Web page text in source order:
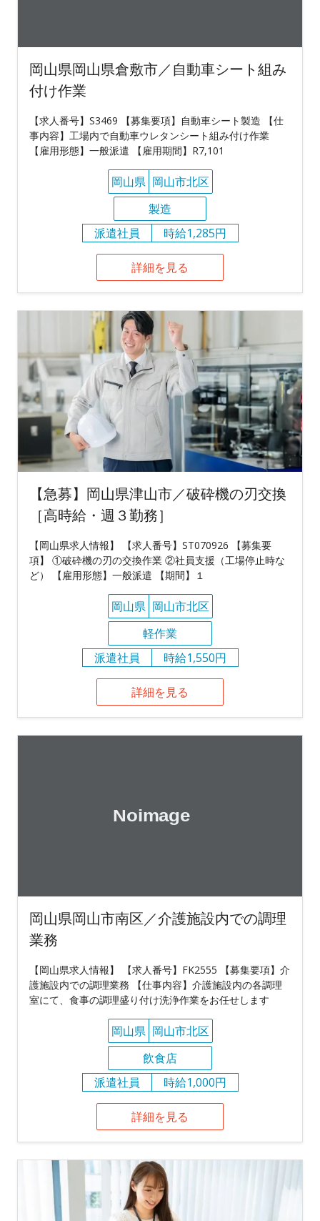
岡山県岡山県倉敷市／自動車シート組み
付け作業
【求人番号】S3469 【募集要項】自動車シート製造 【仕
事内容】工場内で自動車ウレタンシート組み付け作業
【雇用形態】一般派遣 【雇用期間】R7,101
岡山県 岡山市北区
製造
派遣社員
時給1,285円
詳細を見る
【急募】岡山県津山市／破砕機の刃交換
［高時給・週３勤務］
【岡山県求人情報】 【求人番号】ST070926 【募集要
項】 ①破砕機の刃の交換作業 ②社員支援（工場停止時な
ど） 【雇用形態】一般派遣 【期間】１
岡山県 岡山市北区
軽作業
派遣社員
時給1,550円
詳細を見る
岡山県岡山市南区／介護施設内での調理
業務
【岡山県求人情報】 【求人番号】FK2555 【募集要項】介
護施設内での調理業務 【仕事内容】介護施設内の各調理
室にて、食事の調理盛り付け洗浄作業をお任せします
岡山県 岡山市北区
飲食店
派遣社員
時給1,000円
詳細を見る